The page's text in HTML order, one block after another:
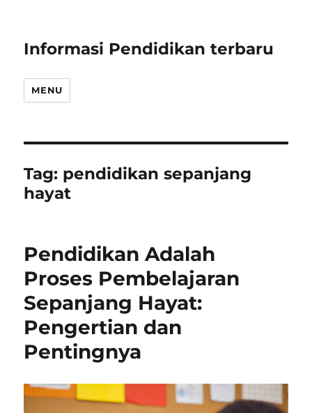
Informasi Pendidikan terbaru
MENU
Tag: pendidikan sepanjang
hayat
Pendidikan Adalah
Proses Pembelajaran
Sepanjang Hayat:
Pengertian dan
Pentingnya